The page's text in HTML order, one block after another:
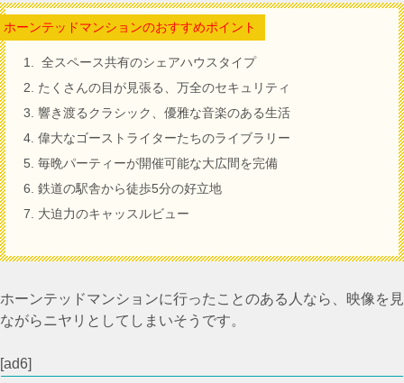
ホーンテッドマンションのおすすめポイント
全スペース共有のシェアハウスタイプ
たくさんの目が見張る、万全のセキュリティ
響き渡るクラシック、優雅な音楽のある生活
偉大なゴーストライターたちのライブラリー
毎晩パーティーが開催可能な大広間を完備
鉄道の駅舎から徒歩5分の好立地
大迫力のキャッスルビュー
ホーンテッドマンションに行ったことのある人なら、映像を見
ながらニヤリとしてしまいそうです。
[ad6]